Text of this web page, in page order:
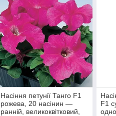
Насіння петунії Танго F1
рожева, 20 насінин —
ранній, великоквітковий,
F1